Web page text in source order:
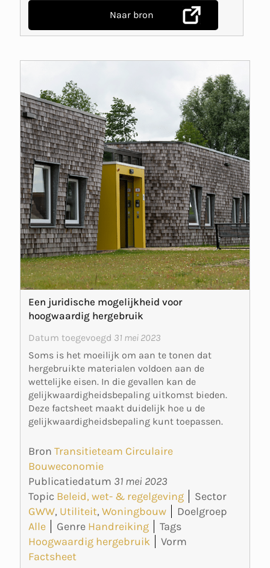
Naar bron
Een juridische mogelijkheid voor
hoogwaardig hergebruik
Datum toegevoegd 31 mei 2023
Soms is het moeilijk om aan te tonen dat
hergebruikte materialen voldoen aan de
wettelijke eisen. In die gevallen kan de
gelijkwaardigheidsbepaling uitkomst bieden.
Deze factsheet maakt duidelijk hoe u de
gelijkwaardigheidsbepaling kunt toepassen.
Bron Transitieteam Circulaire
Bouweconomie
Publicatiedatum 31 mei 2023
Topic Beleid, wet- & regelgeving
Sector
GWW, Utiliteit, Woningbouw
Doelgroep
Alle
Genre Handreiking
Tags
Hoogwaardig hergebruik
Vorm
Factsheet